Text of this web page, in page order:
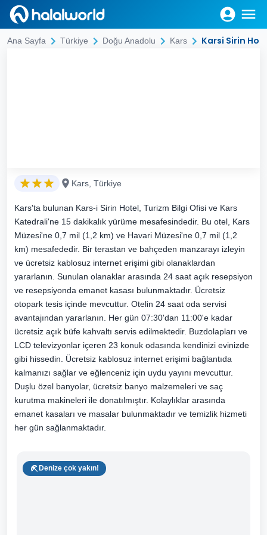
Ana Sayfa Türkiye Doğu Anadolu Kars Karsi Sirin
Kars, Türkiye
Kars'ta bulunan Kars-i Sirin Hotel, Turizm Bilgi Ofisi ve Kars
Katedrali'ne 15 dakikalık yürüme mesafesindedir. Bu otel, Kars
Müzesi'ne 0,7 mil (1,2 km) ve Havari Müzesi'ne 0,7 mil (1,2
km) mesafededir. Bir terastan ve bahçeden manzarayı izleyin
ve ücretsiz kablosuz internet erişimi gibi olanaklardan
yararlanın. Sunulan olanaklar arasında 24 saat açık resepsiyon
ve resepsiyonda emanet kasası bulunmaktadır. Ücretsiz
otopark tesis içinde mevcuttur. Otelin 24 saat oda servisi
avantajından yararlanın. Her gün 07:30'dan 11:00'e kadar
ücretsiz açık büfe kahvaltı servis edilmektedir. Buzdolapları ve
LCD televizyonlar içeren 23 konuk odasında kendinizi evinizde
gibi hissedin. Ücretsiz kablosuz internet erişimi bağlantıda
kalmanızı sağlar ve eğlenceniz için uydu yayını mevcuttur.
Duşlu özel banyolar, ücretsiz banyo malzemeleri ve saç
kurutma makineleri ile donatılmıştır. Kolaylıklar arasında
emanet kasaları ve masalar bulunmaktadır ve temizlik hizmeti
her gün sağlanmaktadır.
Denize çok yakın!